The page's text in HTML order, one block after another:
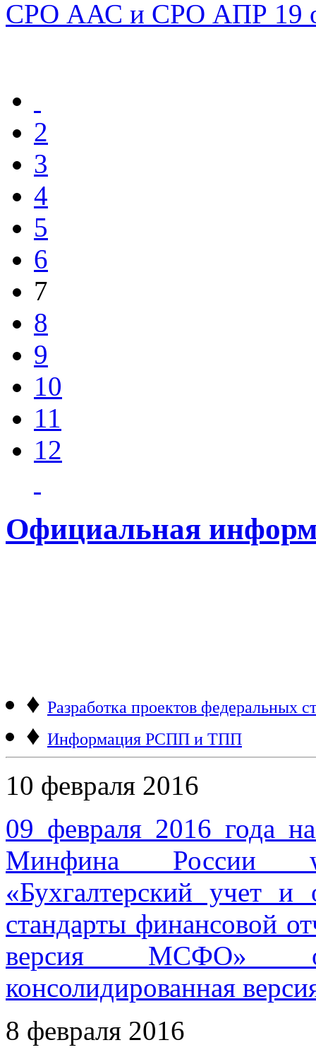
СРО ААС и СРО АПР 19
2
3
4
5
6
7
8
9
10
11
12
Официальная
♦ Разработка проектов федеральных
♦ Информация РСПП и ТПП
10 февраля 2016
09 февраля 2016 года
Минфина России
«Бухгалтерский учет
стандарты финансовой
версия МСФО»
консолидированная
8 февраля 2016